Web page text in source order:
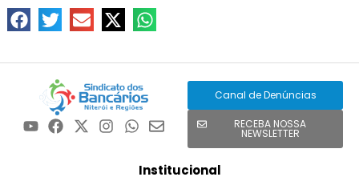
Canal de Denúncias
RECEBA NOSSA
NEWSLETTER
Institucional